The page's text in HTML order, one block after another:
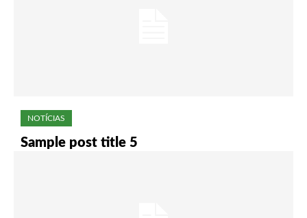
NOTÍCIAS
Sample post title 5